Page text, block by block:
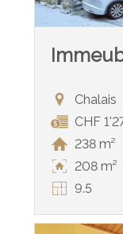
Chalais
CHF
238 m²
208 m²
9.5